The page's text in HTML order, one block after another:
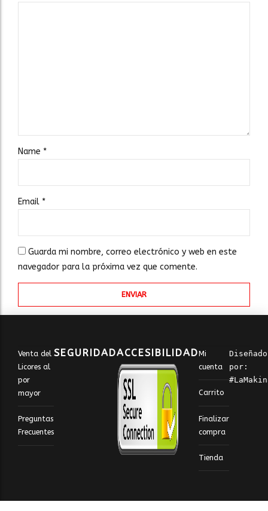
Name *
Email *
Guarda mi nombre, correo electrónico y web en este
navegador para la próxima vez que comente.
Venta del
Licores al
por
mayor
Preguntas
Frecuentes
SEGURIDADACCESIBILIDADMi
cuenta
Carrito
Finalizar
compra
Tienda
Diseñado
por: